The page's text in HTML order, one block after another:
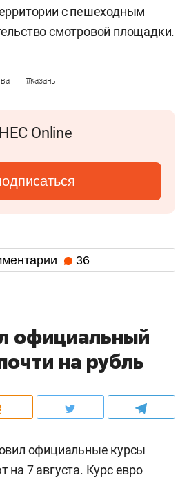
с пешеходным
смотровой площадки.
#казань
Online
36
официальный
на рубль
официальные курсы
на 7 августа. Курс евро